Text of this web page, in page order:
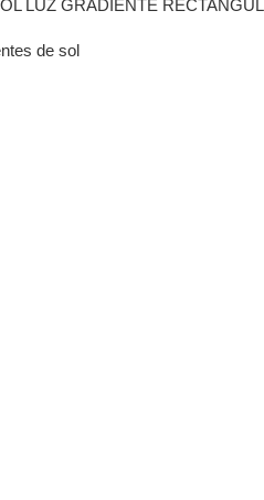
LUZ GRADIENTE
de sol